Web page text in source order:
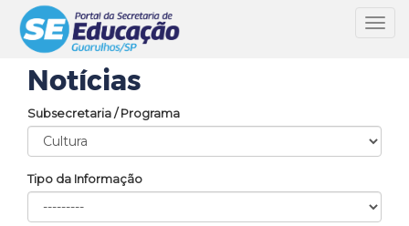
Notícias
Subsecretaria / Programa
Tipo da Informação